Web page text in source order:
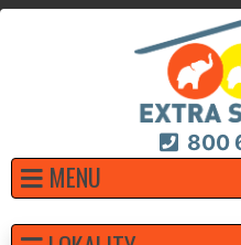
800
MENU